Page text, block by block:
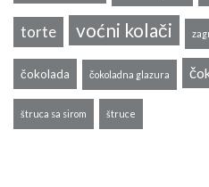
torte voćni kolači
čokolada čokoladna glazura
štruca sa sirom štruce